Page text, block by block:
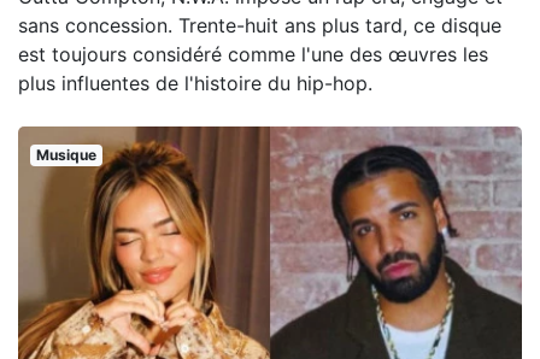
sans concession. Trente-huit ans plus tard, ce disque
est toujours considéré comme l'une des œuvres les
plus influentes de l'histoire du hip-hop.
Musique